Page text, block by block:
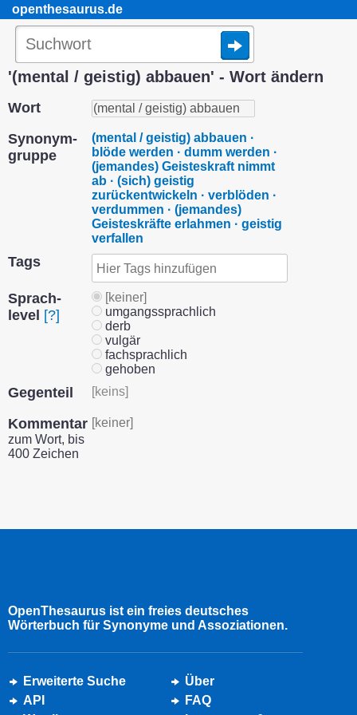
openthesaurus.de
'(mental / geistig) abbauen' - Wort ändern
Wort
Synonym­
gruppe
(mental / geistig) abbauen ·
blöde werden · dumm werden ·
(jemandes) Geisteskraft nimmt
ab · (sich) geistig
zurückentwickeln · verblöden ·
verdummen · (jemandes)
Geisteskräfte erlahmen · geistig
verfallen
Tags
Sprach­
level [?]
[keiner]
umgangssprachlich
derb
vulgär
fachsprachlich
gehoben
Gegenteil [keins]
Kommentar
zum Wort, bis
400 Zeichen
[keiner]
OpenThesaurus ist ein freies deutsches
Wörterbuch für Synonyme und Assoziationen.
Erweiterte Suche
API
Über
FAQ